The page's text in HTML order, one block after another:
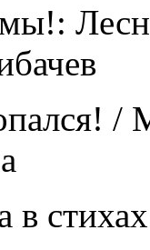
/
в стихах